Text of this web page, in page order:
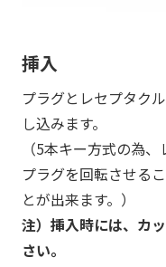
挿入
プラグとレセプタク
し込みます。
（5本キー方式の為
プラグを回転させる
とが出来ます。）
注）挿入時には、カ
さい。